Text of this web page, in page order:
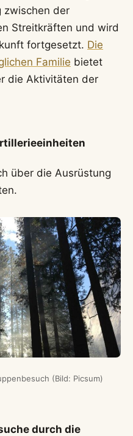
zwischen der
Streitkräften und wird
fortgesetzt. Die
Familie bietet
die Aktivitäten der
über die Ausrüstung
(Bild: Picsum)
durch die